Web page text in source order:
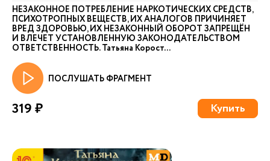
НЕЗАКОННОЕ ПОТРЕБЛЕНИЕ НАРКОТИЧЕСКИХ СРЕДСТВ,
ПСИХОТРОПНЫХ ВЕЩЕСТВ, ИХ АНАЛОГОВ ПРИЧИНЯЕТ
ВРЕД ЗДОРОВЬЮ, ИХ НЕЗАКОННЫЙ ОБОРОТ ЗАПРЕЩЁН
И ВЛЕЧЕТ УСТАНОВЛЕННУЮ ЗАКОНОДАТЕЛЬСТВОМ
ОТВЕТСТВЕННОСТЬ. Татьяна Корост...
ПОСЛУШАТЬ ФРАГМЕНТ
319 ₽ Купить